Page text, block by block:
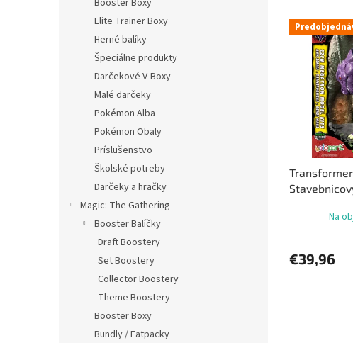
Booster Boxy
Elite Trainer Boxy
Herné balíky
Špeciálne produkty
Darčekové V-Boxy
Malé darčeky
Pokémon Alba
Pokémon Obaly
Príslušenstvo
Školské potreby
Darčeky a hračky
Magic: The Gathering
Booster Balíčky
Draft Boostery
Set Boostery
Collector Boostery
Theme Boostery
Booster Boxy
Bundly / Fatpacky
nV
Na
€39,96